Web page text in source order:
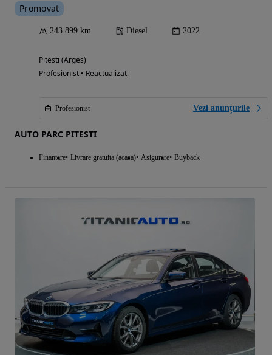
Promovat
243 899 km Diesel 2022
Pitesti (Arges)
Profesionist • Reactualizat
Profesionist Vezi anunțurile
AUTO PARC PITESTI
Finantare Livrare gratuita (acasa) Asigurare Buyback